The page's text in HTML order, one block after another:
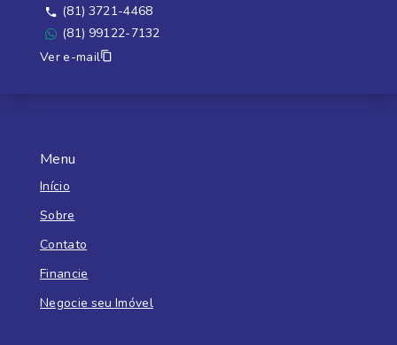
Menu
Início
Sobre
Contato
Financie
Negocie seu Imóvel
(81) 3721-4468
(81) 99122-7132
Ver e-mail